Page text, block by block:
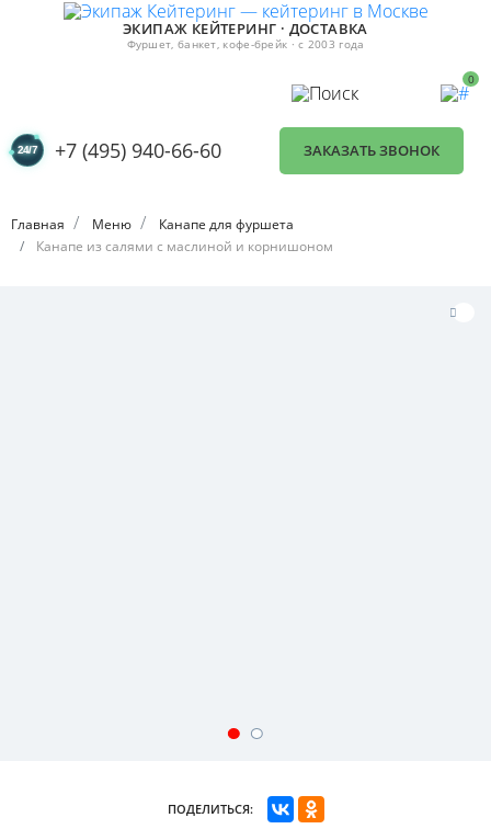
ЭКИПАЖ КЕЙТЕРИНГ · ДОСТАВКА
Фуршет, банкет, кофе-брейк · с 2003 года
0
+7 (495) 940-66-60 ЗАКАЗАТЬ ЗВОНОК
Главная Меню
Канапе для фуршета
Канапе из салями с маслиной и корнишоном
ПОДЕЛИТЬСЯ: